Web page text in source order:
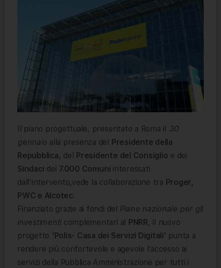
Il piano progettuale, presentato a Roma il
30
gennaio alla presenza del
Presidente della
Repubblica, del Presidente del Consiglio e dei
Sindaci dei 7.000 Comuni interessati
dall’intervento,vede la collaborazione tra Proger,
PWC e Alcotec.
Finanziato grazie ai fondi del Piano nazionale per gli
investimenticomplementari al PNRR, il nuovo
progetto ‘Polis- Casa dei Servizi Digitali’ punta a
rendere più confortevole e agevole l’accesso ai
servizi della Pubblica Amministrazione per tutti i